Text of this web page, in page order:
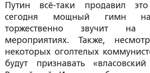
Путин всё-таки продавил
сегодня мощный гимн
торжественно звучит на
мероприятиях. Также,
некоторых оголтелых
будут признавать